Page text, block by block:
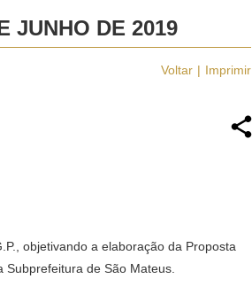
JUNHO DE 2019
Voltar Imprimir
objetivando a elaboração da Proposta
de São Mateus.